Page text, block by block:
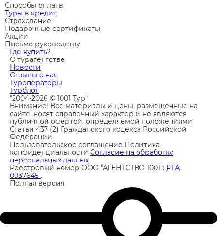
Новый год 2026 в Турции: Обзор отелей с праздничной
программой